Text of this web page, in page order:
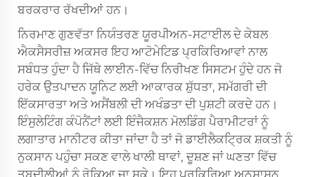
ਬਰਕਰਾਰ ਰੱਖਦੀਆਂ ਹਨ।
ਨਿਰਮਾਣ ਗੁਣਵੱਤਾ ਨਿਯੰਤਰਣਯੂਰਪੀਅਨ-ਸਟਾਈਲ ਦੇ ਕੇਬਲ
ਐਕਸੈਸਰੀਜ਼ਅਕਸਰ ਇਹ ਆਟੋਮੇਟਿਡ ਪ੍ਰਕਿਰਿਆਵਾਂ ਨਾਲ
ਸਬੰਧਤ ਹੁੰਦਾ ਹੈ ਜਿੱਥੇ ਲਾਈਨ-ਵਿੱਚ ਨਿਰੀਖਣ ਸਿਸਟਮ ਹੁੰਦੇ ਹਨ ਜੋ
ਹਰੇਕ ਉਤਪਾਦਨ ਯੂਨਿਟ ਲਈ ਆਕਾਰਕ ਸ਼ੁੱਧਤਾ, ਸਮੱਗਰੀ ਦੀ
ਇੱਕਸਾਰਤਾ ਅਤੇ ਅਸੈਂਬਲੀ ਦੀ ਅਖੰਡਤਾ ਦੀ ਪੁਸ਼ਟੀ ਕਰਦੇ ਹਨ।
ਇੰਸੁਲੇਟਿੰਗ ਕੰਪੋਨੈਂਟਾਂ ਲਈ ਇੰਜੈਕਸ਼ਨ ਮੋਲਡਿੰਗ ਪੈਰਾਮੀਟਰਾਂ ਨੂੰ
ਲਗਾਤਾਰ ਮਾਨੀਟਰ ਕੀਤਾ ਜਾਂਦਾ ਹੈ ਤਾਂ ਜੋ ਡਾਈਲੈਕਟ੍ਰਿਕ ਸ਼ਕਤੀ ਨੂੰ
ਨੁਕਸਾਨ ਪਹੁੰਚਾ ਸਕਣ ਵਾਲੇ ਖਾਲੀ ਥਾਵਾਂ, ਦੂਸ਼ਣ ਜਾਂ ਘਣਤਾ ਵਿੱਚ
ਤਬਦੀਲੀਆਂ ਨੂੰ ਰੋਕਿਆ ਜਾ ਸਕੇ। ਇਹ ਪ੍ਰਕਿਰਿਆ ਅਨੁਸ਼ਾਸਨ